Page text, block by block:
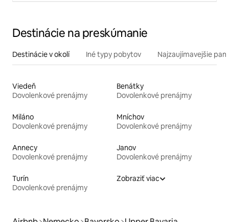
Destinácie na preskúmanie
Destinácie v okolí Iné typy pobytov Najzaujímavejšie
Viedeň
Dovolenkové prenájmy
Benátky
Dovolenkové prenájmy
Miláno
Dovolenkové prenájmy
Mníchov
Dovolenkové prenájmy
Annecy
Dovolenkové prenájmy
Janov
Dovolenkové prenájmy
Turín
Dovolenkové prenájmy
Zobraziť viac